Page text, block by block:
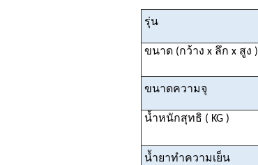
รุ่น
ขนาด (กว้าง x ลึก x สูง )
ขนาดความจุ
น้ำหนักสุทธิ ( KG )
น้ำยาทำความเย็น